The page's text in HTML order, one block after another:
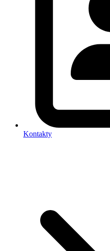
Kontakty